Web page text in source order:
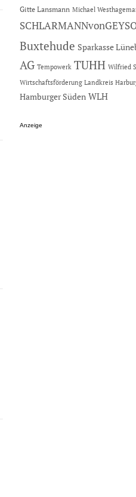
Gitte Lansmann Michael
Buxtehude Sparkasse
AG Tempowerk TUHH Wilfried
Wirtschaftsförderung Landkreis
Hamburger Süden WLH
Anzeige